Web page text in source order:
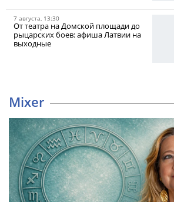
7 августа, 13:30
От театра на Домской площади до
рыцарских боев: афиша Латвии на
выходные
Mixer